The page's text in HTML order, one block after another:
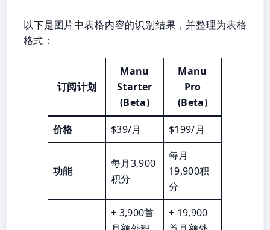
以下是图片中表格内容的识别结果，并整理为表格
格式：
订阅计划
Manu
Starter
(Beta)
Manu
Pro
(Beta)
价格 $39/月 $199/月
功能
每月3,900
积分
每月
19,900积
分
+ 3,900首
+ 19,900